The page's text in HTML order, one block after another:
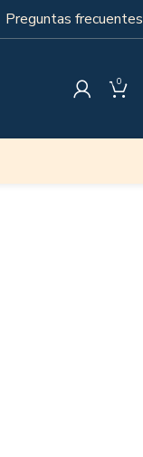
Preguntas frecuentes
0